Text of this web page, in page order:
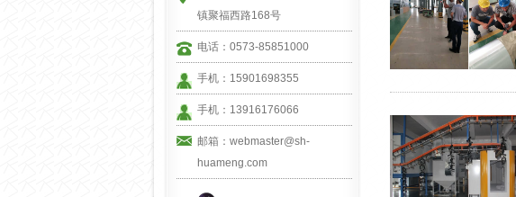
镇聚福西路168号
电话：0573-85851000
手机：15901698355
手机：13916176066
邮箱：webmaster@sh-
huameng.com